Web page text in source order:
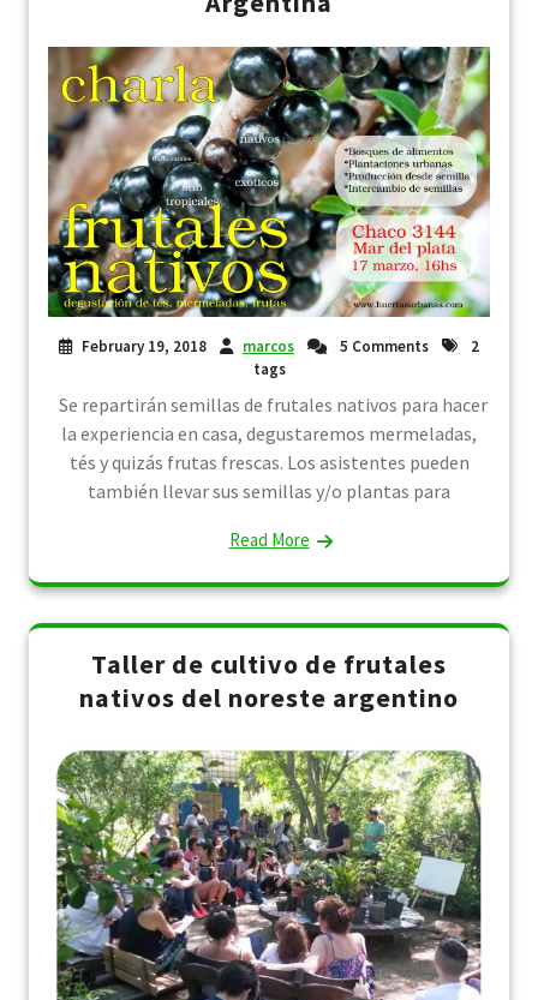
February 19, 2018 marcos 5 Comments
2
tags
Se repartirán semillas de frutales nativos para hacer
la experiencia en casa, degustaremos mermeladas,
tés y quizás frutas frescas. Los asistentes pueden
también llevar sus semillas y/o plantas para
Read More
Taller de cultivo de frutales
nativos del noreste argentino